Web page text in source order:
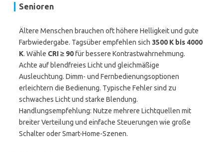
Senioren
Ältere Menschen brauchen oft höhere Helligkeit und gute
Farbwiedergabe. Tagsüber empfehlen sich 3500 K bis 4000
K. Wähle CRI ≥ 90für bessere Kontrastwahrnehmung.
Achte auf blendfreies Licht und gleichmäßige
Ausleuchtung. Dimm- und Fernbedienungsoptionen
erleichtern die Bedienung. Typische Fehler sind zu
schwaches Licht und starke Blendung.
Handlungsempfehlung: Nutze mehrere Lichtquellen mit
breiter Verteilung und einfache Steuerungen wie große
Schalter oder Smart-Home-Szenen.